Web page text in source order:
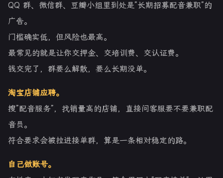
QQ 群、微信群、豆瓣小组里到处是”长期招募配音兼职”的
广告。
门槛确实低，但风险也最高。
最常见的就是让你交押金、交培训费、交认证费。
钱交完了，群要么解散，要么长期没单。
淘宝店铺应聘。
搜”配音服务”，找销量高的店铺，直接问客服要不要兼职配
音员。
符合要求会被拉进接单群，算是一条相对稳定的路。
自己做账号。